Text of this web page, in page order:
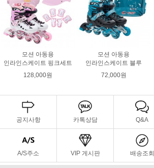
모션 아동용
인라인스케이트 핑크세트
128,000원
모션 아동용
인라인스케이트 블루
72,000원
공지사항 카톡상담 Q&A
A/S주소 VIP 게시판 배송조회